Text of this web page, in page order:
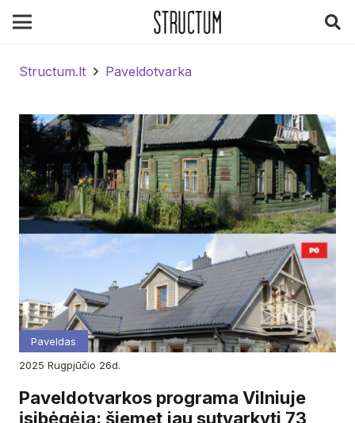
Structum.lt Paveldotvarka
Paveldas
2025
rugpjūčio 26d.
Paveldotvarkos programa Vilniuje
įsibėgėja: šiemet jau sutvarkyti 73